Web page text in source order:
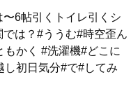
6帖引くトイレ引くシ
は？#ううむ#時空歪ん
かく #洗濯機#どこに
し初日気分#で#してみ